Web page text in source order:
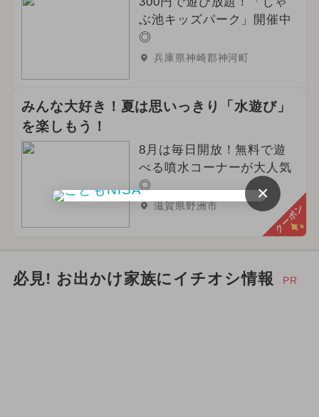
ぶ池キッズパーク」開催中
◎
兵庫県神崎郡神河町
みんな大好き！夏は思いっきり「水遊び」
を楽しもう！
8月は毎日開放！無料で遊
べる噴水コーナーが大人気
◎
滋賀県野洲市 クーポン
必見! お出かけ家族にイチオシ情報 PR
×